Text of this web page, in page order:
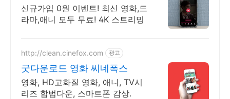
간 보기!
신규가입 0원 이벤트! 최신 영화,드
라마,애니 모두 무료! 4K 스트리밍
http://clean.cinefox.com 광고
굿다운로드 영화 씨네폭스
영화, HD고화질 영화, 애니, TV시
리즈 합법다운, 스마트폰 감상.